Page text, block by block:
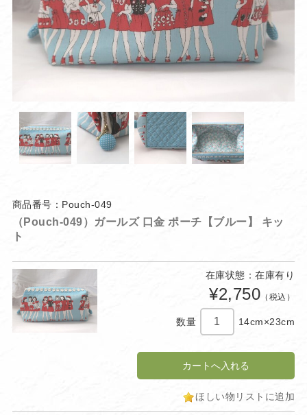
商品番号：Pouch-049
（Pouch-049）ガールズ 口金 ポーチ【ブルー】 キッ
ト
在庫状態：在庫有り
¥2,750 （税込）
数量 14cm×23cm
ほしい物リストに追加